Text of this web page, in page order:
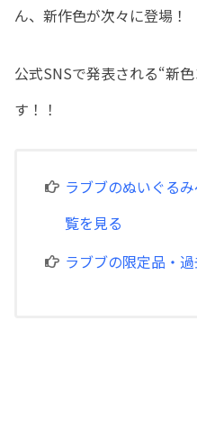
ん、新作色が次々に登場！
公式SNSで発表される“新
す！！
ラブブのぬいぐる
覧を見る
ラブブの限定品・